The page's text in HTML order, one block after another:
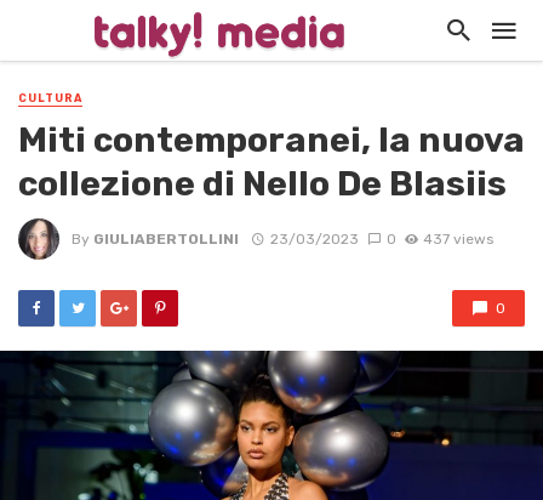
CULTURA
Miti contemporanei, la nuova
collezione di Nello De Blasiis
By GIULIABERTOLLINI 23/03/2023 0 437 views
0